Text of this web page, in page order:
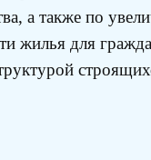
а также по
для